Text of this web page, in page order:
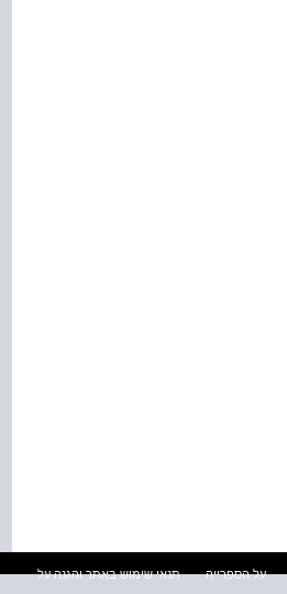
על הספרייה
תנאי שימוש באתר והגנה על